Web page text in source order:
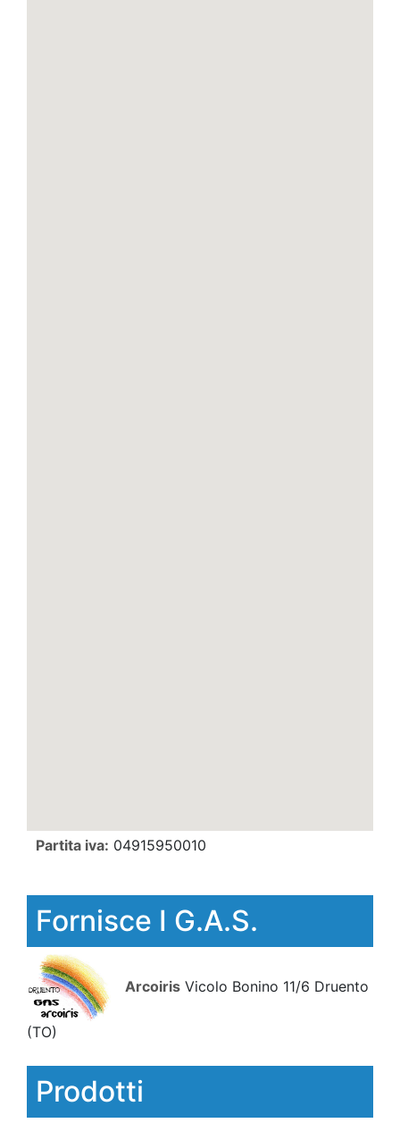
Partita iva: 04915950010
Fornisce I G.A.S.
Arcoiris Vicolo Bonino 11/6 Druento
(TO)
Prodotti